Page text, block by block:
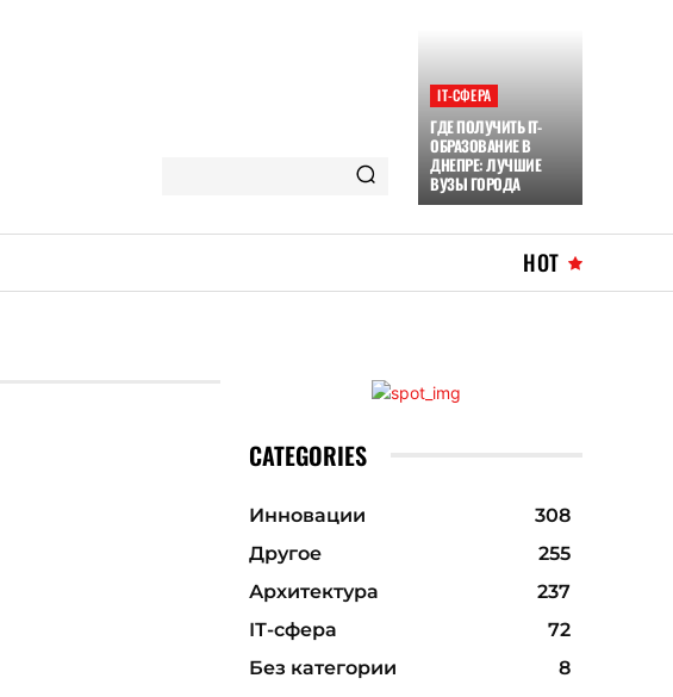
ІТ-СФЕРА
ГДЕ ПОЛУЧИТЬ IT-
ОБРАЗОВАНИЕ В
ДНЕПРЕ: ЛУЧШИЕ
ВУЗЫ ГОРОДА
HOT
CATEGORIES
Инновации
308
Другое
255
Архитектура
237
ІТ-сфера
72
Без категории
8